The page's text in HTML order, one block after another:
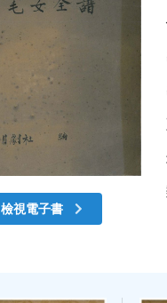
檢視電子書